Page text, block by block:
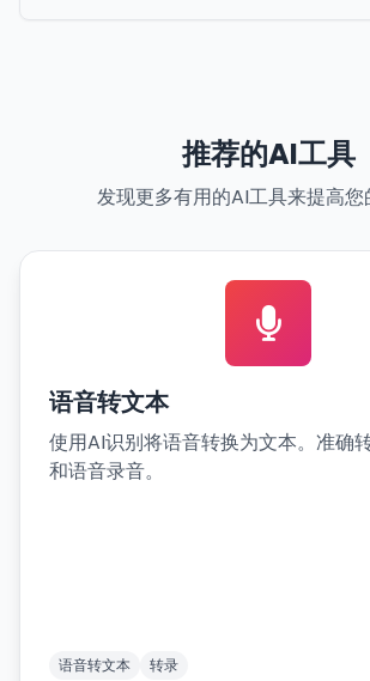
推荐的AI工具
发现更多有用的AI工具来提高您
语音转文本
使用AI识别将语音转换为文本。准确
和语音录音。
语音转文本 转录